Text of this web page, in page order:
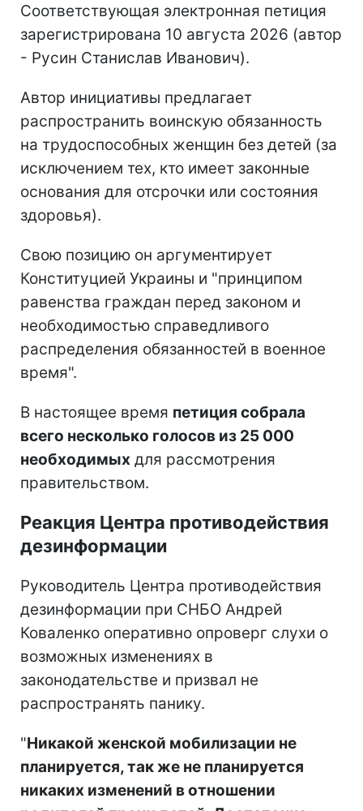
Соответствующая электронная петиция
зарегистрирована 10 августа 2026 (автор
- Русин Станислав Иванович).
Автор инициативы предлагает
распространить воинскую обязанность
на трудоспособных женщин без детей (за
исключением тех, кто имеет законные
основания для отсрочки или состояния
здоровья).
Свою позицию он аргументирует
Конституцией Украины и "принципом
равенства граждан перед законом и
необходимостью справедливого
распределения обязанностей в военное
время".
В настоящее время петиция собрала
всего несколько голосов из 25 000
необходимых для рассмотрения
правительством.
Реакция Центра противодействия
дезинформации
Руководитель Центра противодействия
дезинформации при СНБО Андрей
Коваленко оперативно опроверг слухи о
возможных изменениях в
законодательстве и призвал не
распространять панику.
"Никакой женской мобилизации не
планируется, так же не планируется
никаких изменений в отношении